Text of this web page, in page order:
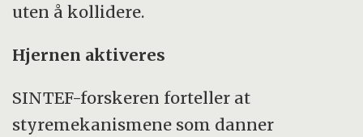
uten å kollidere.
Hjernen aktiveres
SINTEF-forskeren forteller at
styremekanismene som danner